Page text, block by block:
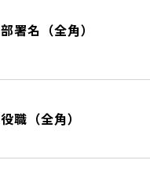
部署名（全角）
役職（全角）